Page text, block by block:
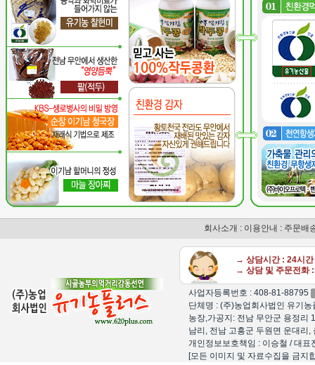
회사소개 : 이용안내 : 주문배
→ 상담시간 : 24시간
→ 상담 및 주문전화
사업자등록번호 : 408-81-88795
단체명 : (주)농업회사법인 유기
농장,가공지: 전남 무안군 용정리
남리, 전남 고흥군 두원면 운대리
개인정보보호책임 : 이승철 / 대
[모든 이미지 및 자료수집을 금지